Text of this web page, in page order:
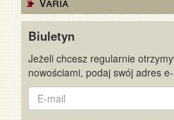
Biuletyn
Jeżeli chcesz regularnie
nowościami, podaj swój adres
E-
mail